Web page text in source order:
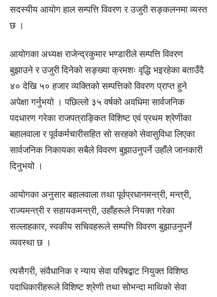
सदस्यीय आयोग हाल सम्पत्ति विवरण र उजुरी सङ्कलनमा व्यस्त
छ ।
आयोगका अध्यक्ष राजेन्द्रकुमार भण्डारीले सम्पत्ति विवरण
बुझाउने र उजुरी दिनेको सङ्ख्या क्रमशः वृद्धि भइरहेका बताउँदै
४० देखि ५० हजार व्यक्तिको सम्पत्तिको विवरण प्राप्त हुने
अपेक्षा गर्नुभयो । पछिल्लो ३५ वर्षको अवधिमा सार्वजनिक
पदधारण गरेका राजपत्राङ्कित विशिष्ट एवं प्रथम श्रेणीका
बहालवाला र पूर्वकर्मचारीसहित सो सरहको सेवासुविधा लिएका
सार्वजनिक निकायका सबैले विवरण बुझाउनुपर्ने उहाँले जानकारी
दिनुभयो ।
आयोगका अनुसार बहालवाला तथा पूर्वप्रधानमन्त्री, मन्त्री,
राज्यमन्त्री र सहायकमन्त्री, उहाँहरूले नियक्त गरेका
सल्लाहकार, स्वकीय सचिवहरूले सम्पत्ति विवरण बुझाउनुपर्ने
व्यवस्था छ ।
त्यसैगरी, संवैधानिक र न्याय सेवा परिषद्बाट नियुक्त विशिष्ठ
पदाधिकारीहरूले विशिष्ट श्रेणी तथा सोभन्दा माथिको सेवा